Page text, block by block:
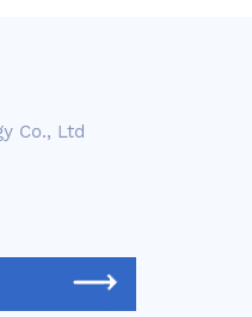
Co., Ltd